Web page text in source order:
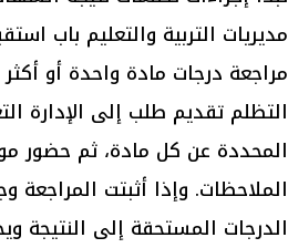
مديريات التربية والتعليم باب
مراجعة درجات مادة واحدة أو
التظلم تقديم طلب إلى الإدارة
المحددة عن كل مادة، ثم حضور
الملاحظات. وإذا أثبتت
الدرجات المستحقة إلى النتيجة